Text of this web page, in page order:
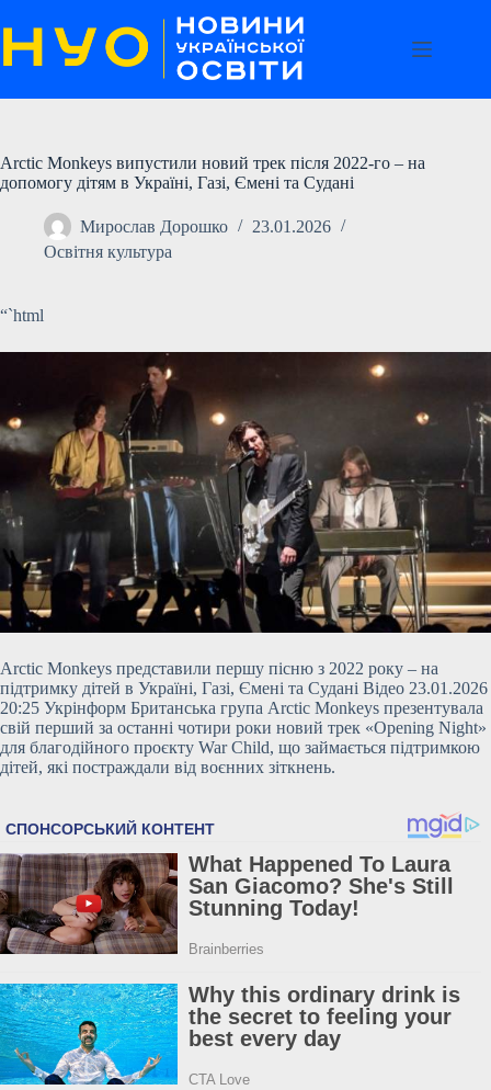
до
вмісту
Arctic Monkeys випустили новий трек після 2022-го – на
допомогу дітям в Україні, Газі, Ємені та Судані
Мирослав Дорошко
23.01.2026
Освітня культура
“`html
Arctic Monkeys представили першу пісню з 2022 року – на
підтримку дітей в Україні, Газі, Ємені та Судані Відео 23.01.2026
20:25 Укрінформ Британська група Arctic Monkeys презентувала
свій перший за останні чотири роки новий трек «Opening Night»
для благодійного проєкту War Child, що займається підтримкою
дітей, які постраждали від воєнних зіткнень.